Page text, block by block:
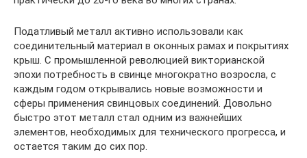
Податливый металл активно использовали как
соединительный материал в оконных рамах и покрытиях
крыш. С промышленной революцией викторианской
эпохи потребность в свинце многократно возросла, с
каждым годом открывались новые возможности и
сферы применения свинцовых соединений. Довольно
быстро этот металл стал одним из важнейших
элементов, необходимых для технического прогресса, и
остается таким до сих пор.